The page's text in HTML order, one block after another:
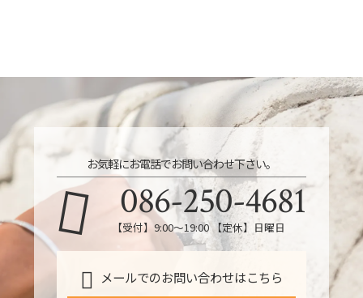
お気軽にお電話でお問い合わせ下さい。
086-250-4681
【受付】9:00〜19:00 【定休】日曜日
メールでのお問い合わせはこちら